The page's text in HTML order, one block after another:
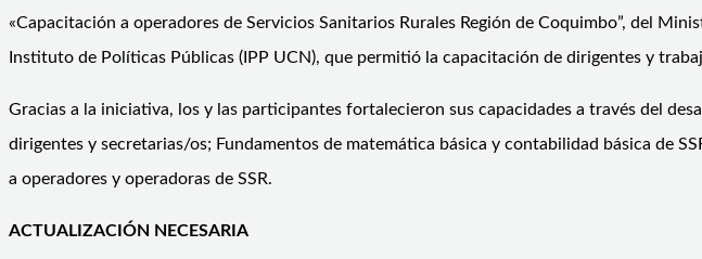
«Capacitación a operadores de Servicios Sanitarios Rurales Región de Coquimbo”, del
Instituto de Políticas Públicas (IPP UCN), que permitió la capacitación de dirigentes y
Gracias a la iniciativa, los y las participantes fortalecieron sus capacidades a través del
dirigentes y secretarias/os; Fundamentos de matemática básica y contabilidad básica de
a operadores y operadoras de SSR.
ACTUALIZACIÓN NECESARIA